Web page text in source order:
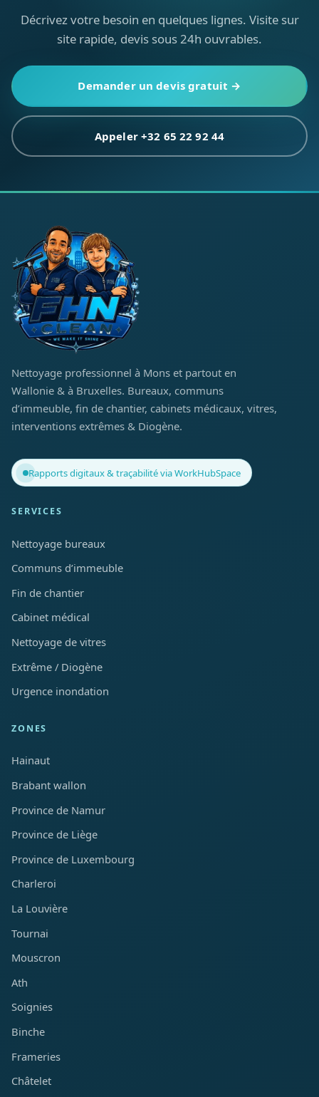
Décrivez votre besoin en quelques lignes. Visite sur
site rapide, devis sous 24h ouvrables.
Demander un devis gratuit →
Appeler +32 65 22 92 44
Nettoyage professionnel à Mons et partout en
Wallonie & à Bruxelles. Bureaux, communs
d’immeuble, fin de chantier, cabinets médicaux, vitres,
interventions extrêmes & Diogène.
Rapports digitaux & traçabilité via WorkHubSpace
SERVICES
Nettoyage bureaux
Communs d’immeuble
Fin de chantier
Cabinet médical
Nettoyage de vitres
Extrême / Diogène
Urgence inondation
ZONES
Hainaut
Brabant wallon
Province de Namur
Province de Liège
Province de Luxembourg
Charleroi
La Louvière
Tournai
Mouscron
Ath
Soignies
Binche
Frameries
Châtelet